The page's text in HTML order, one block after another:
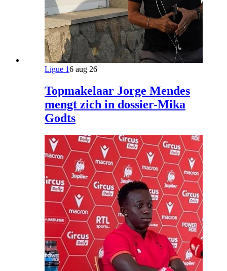
Ligue 16 aug 26
Topmakelaar Jorge Mendes
mengt zich in dossier-Mika
Godts